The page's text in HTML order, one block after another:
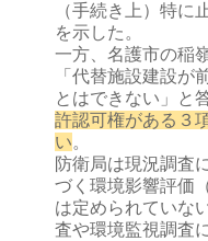
（手続き上）特に
を示した。
一方、名護市の稲
「代替施設建設が
とはできない」と
許認可権がある３
い。
防衛局は現況調査
づく環境影響評価
は定められていな
査や環境監視調査